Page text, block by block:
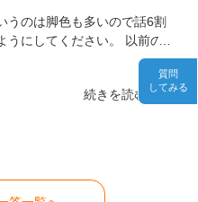
うのは脚色も多いので話6割
うにしてください。 以前の
したが、DXは大きく分けて
」と「売り方の改革、ビジネ
」の2種類に分かれます。
続きを読む ＞
質問
してみる